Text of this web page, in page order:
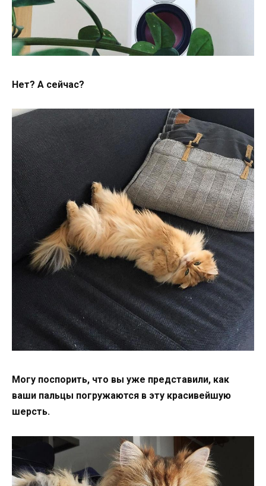
Нет? А сейчас?
Могу поспорить, что вы уже представили, как
ваши пальцы погружаются в эту красивейшую
шерсть.